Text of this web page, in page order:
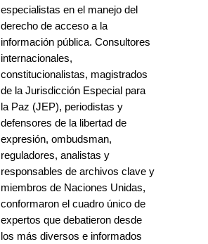
especialistas en el manejo del
derecho de acceso a la
información pública. Consultores
internacionales,
constitucionalistas, magistrados
de la Jurisdicción Especial para
la Paz (JEP), periodistas y
defensores de la libertad de
expresión, ombudsman,
reguladores, analistas y
responsables de archivos clave y
miembros de Naciones Unidas,
conformaron el cuadro único de
expertos que debatieron desde
los más diversos e informados